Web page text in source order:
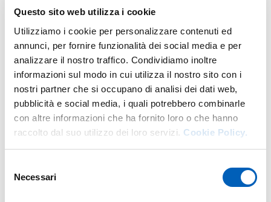
Questo sito web utilizza i cookie
Utilizziamo i cookie per personalizzare contenuti ed
annunci, per fornire funzionalità dei social media e per
analizzare il nostro traffico. Condividiamo inoltre
informazioni sul modo in cui utilizza il nostro sito con i
nostri partner che si occupano di analisi dei dati web,
pubblicità e social media, i quali potrebbero combinarle
con altre informazioni che ha fornito loro o che hanno
raccolto dal suo utilizzo dei loro servizi. Cookie Policy.
delNecessari
Modified on 03/02/2026